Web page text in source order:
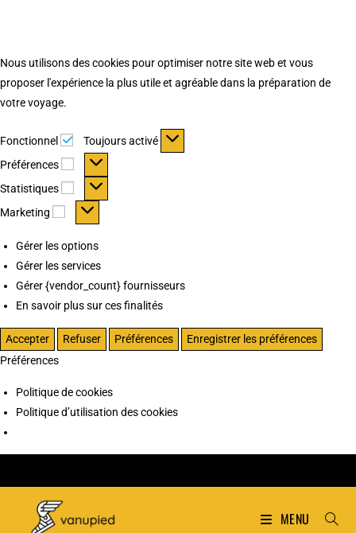
Nous utilisons des cookies pour optimiser notre site web et vous
proposer l'expérience la plus utile et agréable dans la préparation de
votre voyage.
Fonctionnel Fonctionnel
Toujours activé
Préférences
Préférences
Statistiques Statistiques
Marketing Marketing
Gérer les options
Gérer les services
Gérer {vendor_count} fournisseurs
En savoir plus sur ces finalités
Accepter Refuser Préférences
Enregistrer les préférences
Préférences
Politique de cookies
Politique d’utilisation des cookies
MENU